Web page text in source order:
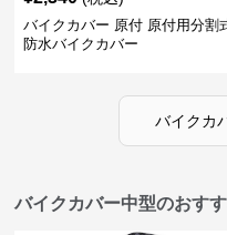
バイクカバー 原付 原付用分割
防水バイクカバー
バイクカ
バイクカバー中型のおす